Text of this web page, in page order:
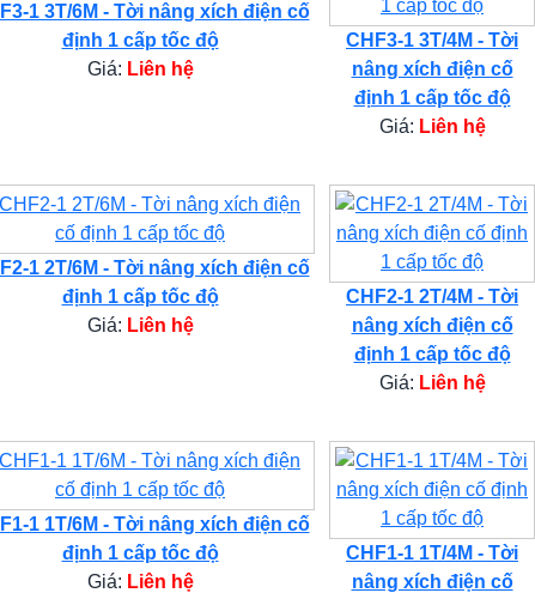
1 3T/6M - Tời nâng xích điện cố
định 1 cấp tốc độ
Giá: Liên hệ
CHF3-1 3T/4M - Tời
nâng xích điện cố
định 1 cấp tốc độ
Giá: Liên hệ
1 2T/6M - Tời nâng xích điện cố
định 1 cấp tốc độ
Giá: Liên hệ
CHF2-1 2T/4M - Tời
nâng xích điện cố
định 1 cấp tốc độ
Giá: Liên hệ
1 1T/6M - Tời nâng xích điện cố
định 1 cấp tốc độ
Giá: Liên hệ
CHF1-1 1T/4M - Tời
nâng xích điện cố